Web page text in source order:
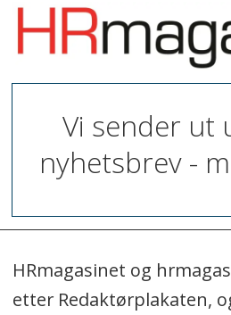
Vi sender ut
nyhetsbrev -
HRmagasinet og
etter Redaktørplakaten,